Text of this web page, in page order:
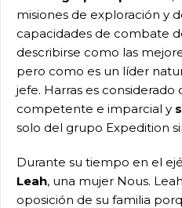
misiones de exploración y
capacidades de combate
describirse como las
pero como es un líder
jefe. Harras es
competente e imparcial y
solo del grupo Expedition
Durante su tiempo en el
Leah, una mujer Nous.
oposición de su familia